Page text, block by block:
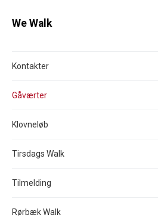
We Walk
Kontakter
Gåværter
Klovneløb
Tirsdags Walk
Tilmelding
Rørbæk Walk